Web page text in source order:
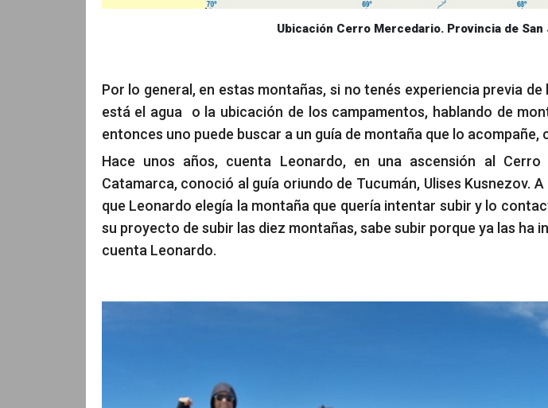
Ubicación Cerro Mercedario. Provincia de San
Por lo general, en estas montañas, si no tenés experiencia previa
está el agua o la ubicación de los campamentos, hablando de
entonces uno puede buscar a un guía de montaña que lo acompañe,
Hace unos años, cuenta Leonardo, en una ascensión al
Catamarca, conoció al guía oriundo de Tucumán, Ulises Kusnezov.
que Leonardo elegía la montaña que quería intentar subir y lo
su proyecto de subir las diez montañas, sabe subir porque ya las ha
cuenta Leonardo.